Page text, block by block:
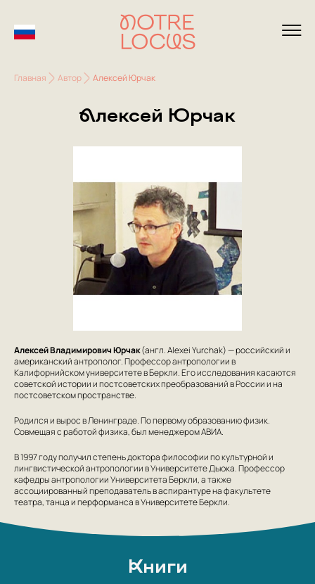
Главная Автор Алексей Юрчак
Алексей Юрчак
Алексей Владимирович Юрчак(англ. Alexei Yurchak) — российский и
американский антрополог. Профессор антропологии в
Калифорнийском университете в Беркли. Его исследования касаются
советской истории и постсоветских преобразований в России и на
постсоветском пространстве.
Родился и вырос в Ленинграде. По первому образованию физик.
Совмещая с работой физика, был менеджером АВИА.
В 1997 году получил степень доктора философии по культурной и
лингвистической антропологии в Университете Дьюка. Профессор
кафедры антропологии Университета Беркли, а также
ассоциированный преподаватель в аспирантуре на факультете
театра, танца и перформанса в Университете Беркли.
Книги